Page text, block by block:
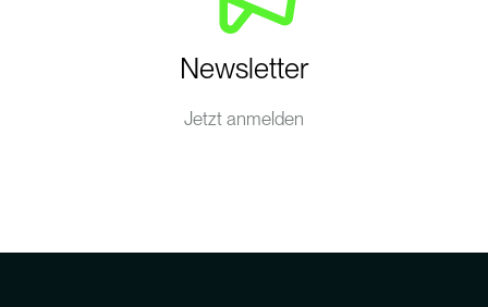
Newsletter
Jetzt anmelden